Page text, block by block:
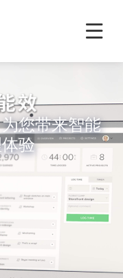
您带来智能
验